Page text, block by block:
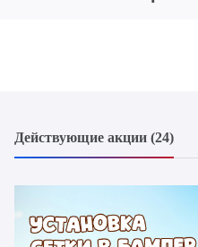
Действующие акции (24)